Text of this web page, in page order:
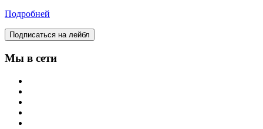
Подробней
Подписаться на лейбл
Мы в сети